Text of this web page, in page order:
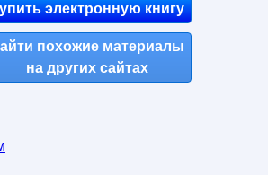
электронную книгу
похожие материалы
на других сайтах